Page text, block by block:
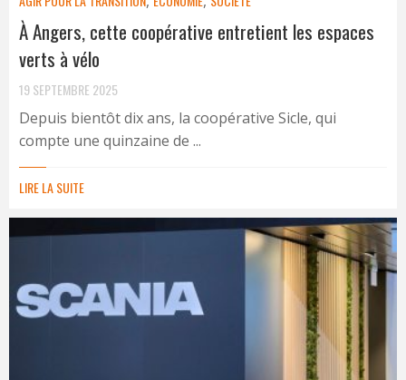
À Angers, cette coopérative entretient les espaces
verts à vélo
19 SEPTEMBRE 2025
Depuis bientôt dix ans, la coopérative Sicle, qui
compte une quinzaine de ...
LIRE LA SUITE